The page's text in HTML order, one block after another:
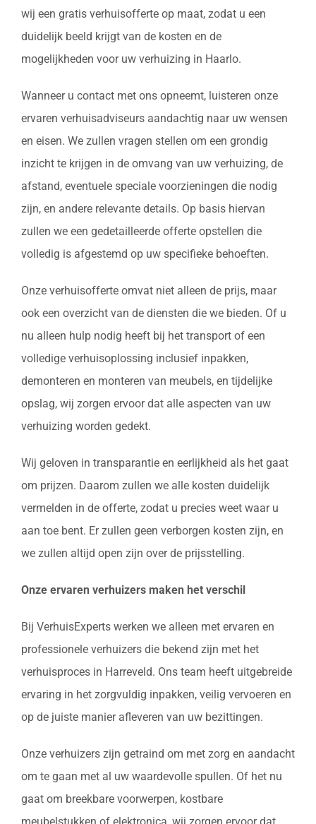
wij een gratis verhuisofferte op maat, zodat u een
duidelijk beeld krijgt van de kosten en de
mogelijkheden voor uw verhuizing in Haarlo.
Wanneer u contact met ons opneemt, luisteren onze
ervaren verhuisadviseurs aandachtig naar uw wensen
en eisen. We zullen vragen stellen om een grondig
inzicht te krijgen in de omvang van uw verhuizing, de
afstand, eventuele speciale voorzieningen die nodig
zijn, en andere relevante details. Op basis hiervan
zullen we een gedetailleerde offerte opstellen die
volledig is afgestemd op uw specifieke behoeften.
Onze verhuisofferte omvat niet alleen de prijs, maar
ook een overzicht van de diensten die we bieden. Of u
nu alleen hulp nodig heeft bij het transport of een
volledige verhuisoplossing inclusief inpakken,
demonteren en monteren van meubels, en tijdelijke
opslag, wij zorgen ervoor dat alle aspecten van uw
verhuizing worden gedekt.
Wij geloven in transparantie en eerlijkheid als het gaat
om prijzen. Daarom zullen we alle kosten duidelijk
vermelden in de offerte, zodat u precies weet waar u
aan toe bent. Er zullen geen verborgen kosten zijn, en
we zullen altijd open zijn over de prijsstelling.
Onze ervaren verhuizers maken het verschil
Bij VerhuisExperts werken we alleen met ervaren en
professionele verhuizers die bekend zijn met het
verhuisproces in Harreveld. Ons team heeft uitgebreide
ervaring in het zorgvuldig inpakken, veilig vervoeren en
op de juiste manier afleveren van uw bezittingen.
Onze verhuizers zijn getraind om met zorg en aandacht
om te gaan met al uw waardevolle spullen. Of het nu
gaat om breekbare voorwerpen, kostbare